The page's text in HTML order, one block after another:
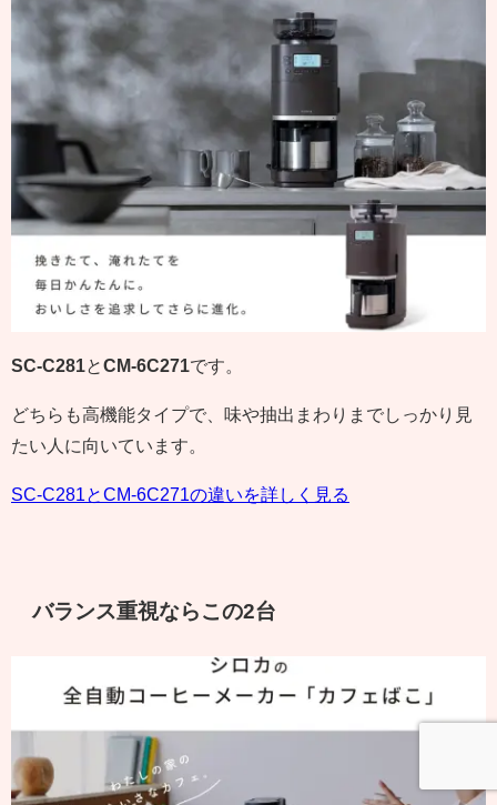
SC-C281とCM-6C271です。
どちらも高機能タイプで、味や抽出まわりまでしっかり見
たい人に向いています。
SC-C281とCM-6C271の違いを詳しく見る
バランス重視ならこの2台